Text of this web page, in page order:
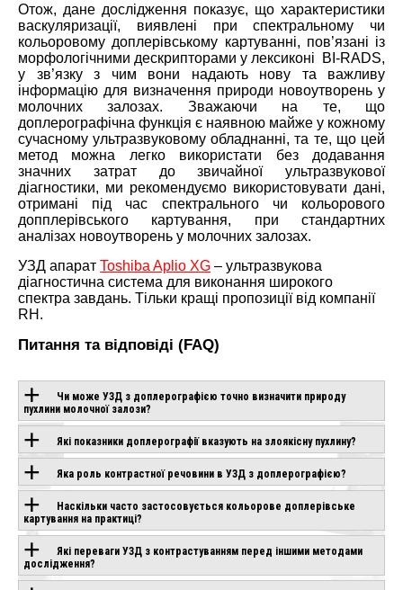
Отож, дане дослідження показує, що характеристики
васкуляризації, виявлені при спектральному чи
кольоровому доплерівському картуванні, пов’язані із
морфологічними дескрипторами у лексиконі BI-RADS,
у зв’язку з чим вони надають нову та важливу
інформацію для визначення природи новоутворень у
молочних залозах. Зважаючи на те, що
доплерографічна функція є наявною майже у кожному
сучасному ультразвуковому обладнанні, та те, що цей
метод можна легко використати без додавання
значних затрат до звичайної ультразвукової
діагностики, ми рекомендуємо використовувати дані,
отримані під час спектрального чи кольорового
допплерівського картування, при стандартних
аналізах новоутворень у молочних залозах.
УЗД апарат Toshiba Aplio XG – ультразвукова
діагностична система для виконання широкого
спектра завдань. Тільки кращі пропозиції від компанії
RH.
Питання та відповіді (FAQ)
Чи може УЗД з доплерографією точно визначити природу
пухлини молочної залози?
Які показники доплерографії вказують на злоякісну пухлину?
Яка роль контрастної речовини в УЗД з доплерографією?
Наскільки часто застосовується кольорове доплерівське
картування на практиці?
Які переваги УЗД з контрастуванням перед іншими методами
дослідження?
ОБЛАДНАННЯ З
ЦІЄЮ
ТЕХНОЛОГІЄЮ
AIR
BEYOND
EBIT 90